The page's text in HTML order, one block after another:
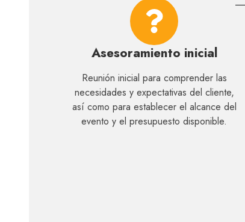
Asesoramiento inicial
Reunión inicial para comprender las
necesidades y expectativas del cliente,
así como para establecer el alcance del
evento y el presupuesto disponible.